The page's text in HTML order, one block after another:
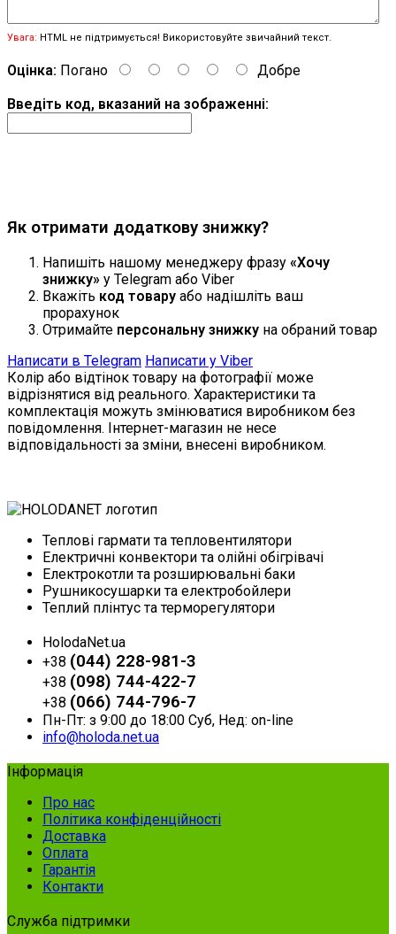
Увага: HTML не підтримується! Використовуйте звичайний текст.
Оцінка: Погано
Добре
Введіть код, вказаний на зображенні:
Як отримати додаткову знижку?
Напишіть нашому менеджеру фразу «Хочу
знижку» у Telegram або Viber
Вкажіть код товару або надішліть ваш
прорахунок
Отримайте персональну знижку на обраний товар
Написати в Telegram Написати у Viber
Колір або відтінок товару на фотографії може
відрізнятися від реального. Характеристики та
комплектація можуть змінюватися виробником без
повідомлення. Інтернет-магазин не несе
відповідальності за зміни, внесені виробником.
Теплові гармати та тепловентилятори
Електричні конвектори та олійні обігрівачі
Електрокотли та розширювальні баки
Рушникосушарки та електробойлери
Теплий плінтус та терморегулятори
HolodaNet.ua
+38 (044) 228-981-3
+38 (098) 744-422-7
+38 (066) 744-796-7
Пн-Пт: з 9:00 до 18:00 Суб, Нед: on-line
info@holoda.net.ua
Інформація
Про нас
Політика конфіденційності
Доставка
Оплата
Гарантія
Контакти
Служба підтримки